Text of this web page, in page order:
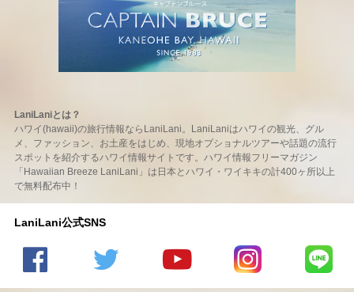
LaniLaniとは？
ハワイ(hawaii)の旅行情報ならLaniLani。LaniLaniはハワイの観光、グル
メ、ファッション、お土産をはじめ、現地オプショナルツアーや話題の流行
スポットを紹介するハワイ情報サイトです。ハワイ情報フリーマガジン
「Hawaiian Breeze LaniLani」は日本とハワイ・ワイキキの計400ヶ所以上
で無料配布中！
LaniLani公式SNS
LaniLani LaniLani